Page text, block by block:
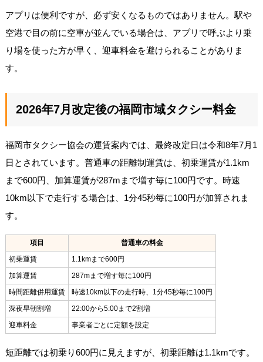
アプリは便利ですが、必ず安くなるものではありません。駅や
空港で目の前に空車が並んでいる場合は、アプリで呼ぶより乗
り場を使った方が早く、迎車料金を避けられることがありま
す。
2026年7月改定後の福岡市域タクシー料金
福岡市タクシー協会の運賃案内では、最終改定日は令和8年7月1
日とされています。普通車の距離制運賃は、初乗運賃が1.1km
まで600円、加算運賃が287mまで増す毎に100円です。時速
10km以下で走行する場合は、1分45秒毎に100円が加算されま
す。
項目
普通車の料金
初乗運賃
1.1kmまで600円
加算運賃
287mまで増す毎に100円
時間距離併用運賃
時速10km以下の走行時、1分45秒毎に100円
深夜早朝割増
22:00から5:00まで2割増
迎車料金
事業者ごとに定額を設定
短距離では初乗り600円に見えますが、初乗距離は1.1kmです。